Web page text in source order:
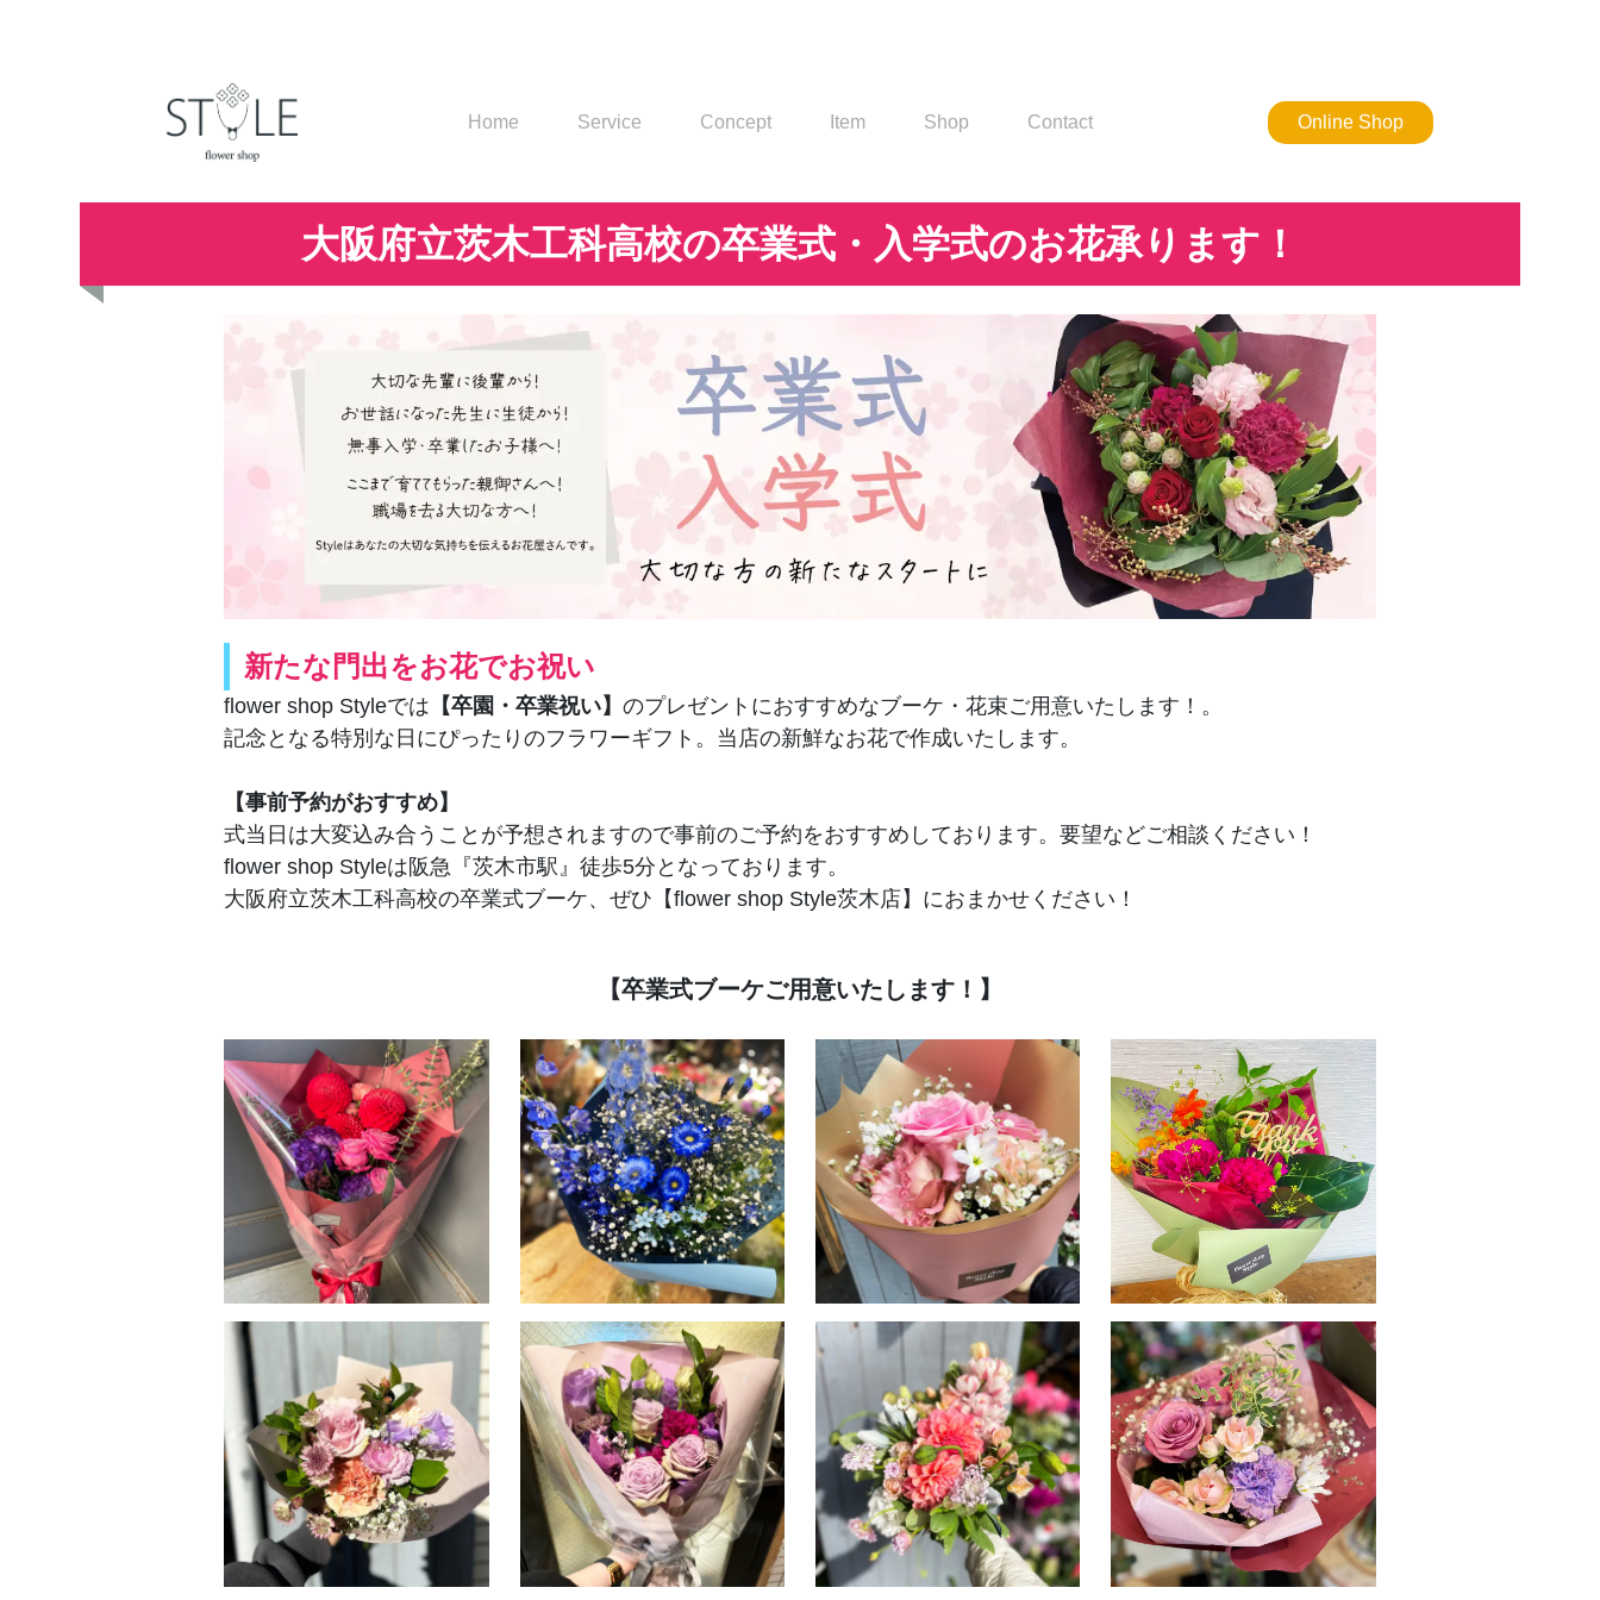
Home Service Concept Item Shop Contact Online Shop
大阪府立茨木工科高校の卒業式・入学式のお花承ります！
新たな門出をお花でお祝い
flower shop Styleでは 【卒園・卒業祝い】のプレゼントにおすすめなブーケ・花束ご用意いたします！。
記念となる特別な日にぴったりのフラワーギフト。当店の新鮮なお花で作成いたします。
【事前予約がおすすめ】
式当日は大変込み合うことが予想されますので事前のご予約をおすすめしております。要望などご相談ください！
flower shop Styleは阪急『茨木市駅』徒歩5分となっております。
大阪府立茨木工科高校の卒業式ブーケ、ぜひ【flower shop Style茨木店】におまかせください！
【卒業式ブーケご用意いたします！】